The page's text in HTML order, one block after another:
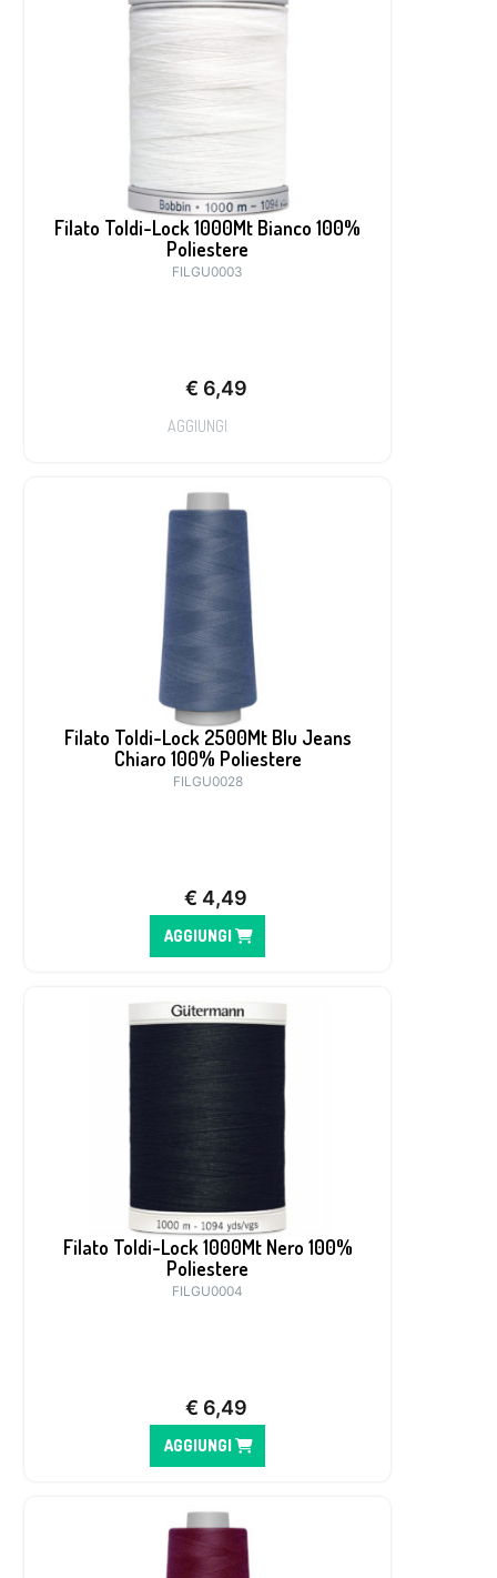
Filato Toldi-Lock 1000Mt Bianco 100%
Poliestere
FILGU0003
€ 6,49
AGGIUNGI
Filato Toldi-Lock 2500Mt Blu Jeans
Chiaro 100% Poliestere
FILGU0028
€ 4,49
AGGIUNGI
Filato Toldi-Lock 1000Mt Nero 100%
Poliestere
FILGU0004
€ 6,49
AGGIUNGI